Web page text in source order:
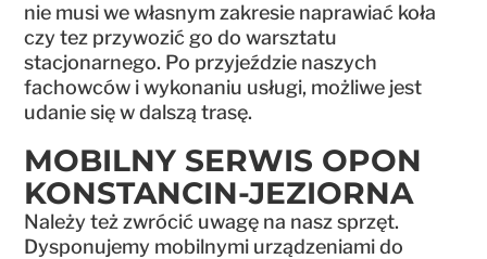
nie musi we własnym zakresie naprawiać koła
czy tez przywozić go do warsztatu
stacjonarnego. Po przyjeździe naszych
fachowców i wykonaniu usługi, możliwe jest
udanie się w dalszą trasę.
MOBILNY SERWIS OPON
KONSTANCIN-JEZIORNA
Należy też zwrócić uwagę na nasz sprzęt.
Dysponujemy mobilnymi urządzeniami do